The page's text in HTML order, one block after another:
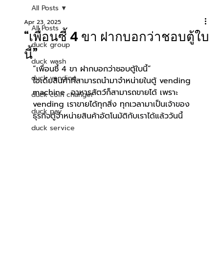
All Posts
duck group
duck wash
duck vending
duck coin changer
duck pay
duck service
All Posts
“เพื่อนซี้ 4 ขา ฝากบอกว่าชอบตู้ใบ
นี้”
Apr 23, 2025
“เพื่อนซี้ 4 ขา ฝากบอกว่าชอบตู้ใบนี้”
ไอเดียสินค้าที่สามารถนำมาจำหน่ายในตู้ vending
machine  อาหารสัตว์ก็สามารถขายได้ เพราะ
vending เราขายได้ทุกสิ่ง ทุกเวลามาเป็นเจ้าของ
ธุรกิจตู้จำหน่ายสินค้าอัตโนมัติกับเราได้แล้ววันนี้